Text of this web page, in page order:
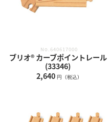
No.640617000
ブリオ® カーブポイントレール
(33346)
2,640 円（税込）